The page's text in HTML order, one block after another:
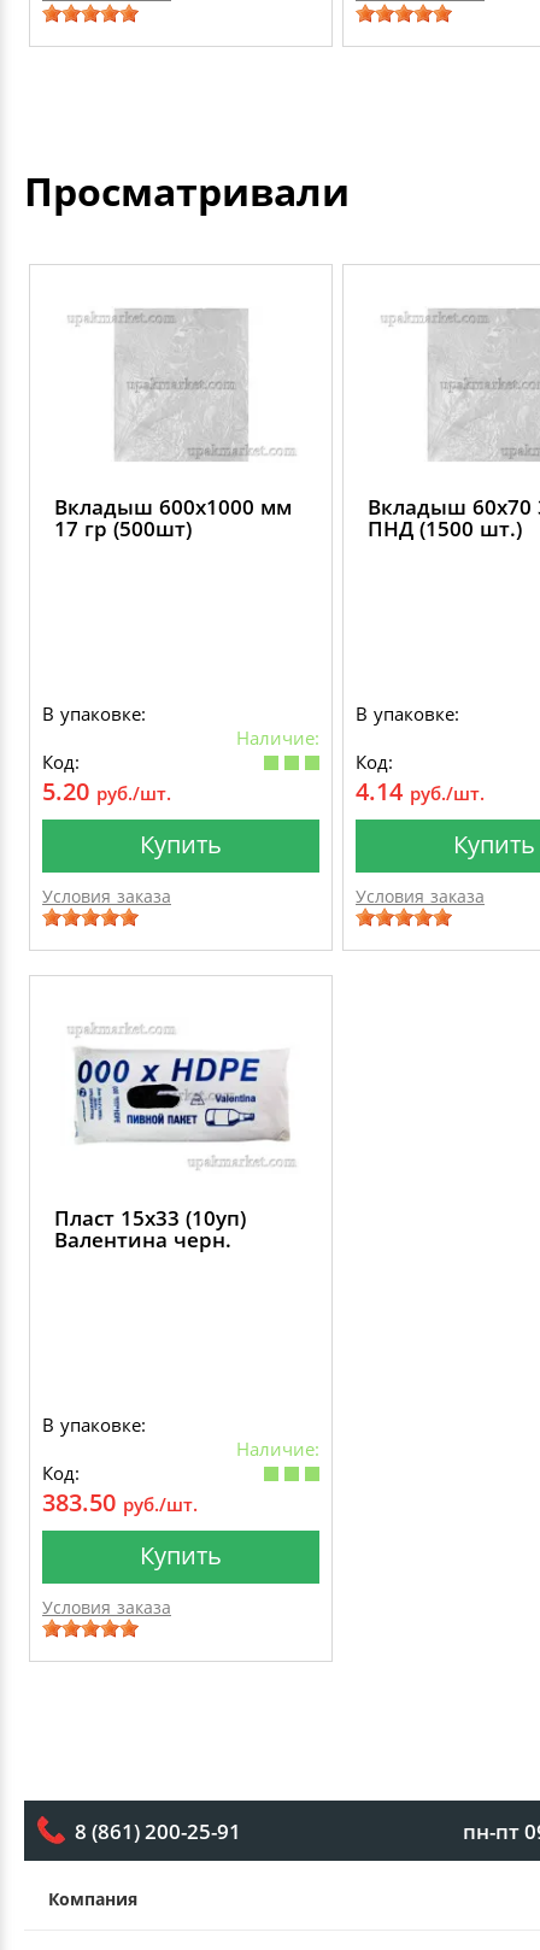
Просматривали
Вкладыш 600х1000 мм
17 гр (500шт)
В упаковке:
Наличие:
Код:
5.20 руб./шт.
Купить
Условия заказа
Вкладыш 60х70
ПНД (1500 шт.)
В упаковке:
Код:
4.14 руб./шт.
Купить
Условия заказа
Пласт 15х33 (10уп)
Валентина черн.
В упаковке:
Наличие:
Код:
383.50 руб./шт.
Купить
Условия заказа
8 (861) 200-25-91 пн-пт
Компания